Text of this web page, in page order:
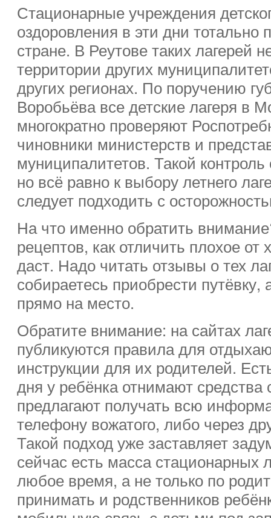
Стационарные учреждения
оздоровления в эти дни тотально
стране. В Реутове таких лагерей
территории других
других регионах. По поручению
Воробьёва все детские лагеря в
многократно проверяют
чиновники министерств и
муниципалитетов. Такой контроль
но всё равно к выбору летнего
следует подходить с
На что именно обратить
рецептов, как отличить плохое от
даст. Надо читать отзывы о тех
собираетесь приобрести
прямо на место.
Обратите внимание: на сайтах
публикуются правила для
инструкции для их родителей.
дня у ребёнка отнимают
предлагают получать всю
телефону вожатого, либо через
Такой подход уже заставляет
сейчас есть масса стационарных
любое время, а не только по
принимать и родственников